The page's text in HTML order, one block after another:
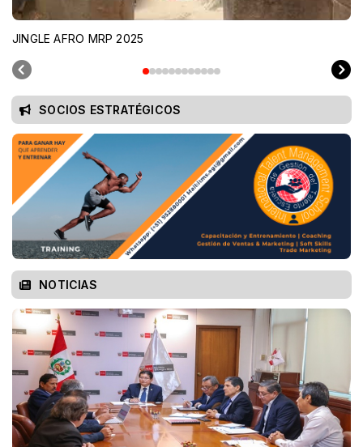
JINGLE AFRO MRP 2025
SOCIOS ESTRATÉGICOS
NOTICIAS